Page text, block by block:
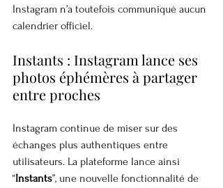
Instagram n’a toutefois communiqué aucun
calendrier officiel.
Instants : Instagram lance ses
photos éphémères à partager
entre proches
Instagram continue de miser sur des
échanges plus authentiques entre
utilisateurs. La plateforme lance ainsi
“Instants”, une nouvelle fonctionnalité de